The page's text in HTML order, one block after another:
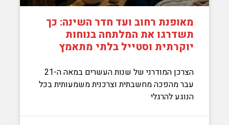
מאופנת רחוב ועד חדר השינה: כך
תשדרגו את המלתחה בנוחות
יוקרתית וסטייל בלתי מתאמץ
הצרכן המודרני של שנות העשרים במאה ה-21
עבר מהפכה מחשבתית וצרכנית משמעותית בכל
הנוגע להרגלי